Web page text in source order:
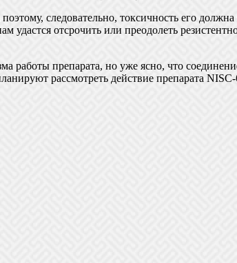
следовательно, токсичность его
отсрочить или преодолеть
работы препарата, но уже ясно, что
рассмотреть действие препарата